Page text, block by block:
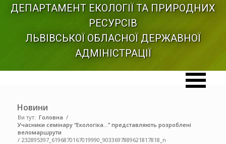
ДЕПАРТАМЕНТ ЕКОЛОГІЇ ТА ПРИРОДНИХ
РЕСУРСІВ
ЛЬВІВСЬКОЇ ОБЛАСНОЇ ДЕРЖАВНОЇ
АДМІНІСТРАЦІЇ
Новини
Ви тут: Головна /
Учасники семінару “Екологіка…” представляють розроблені
веломаршрути
/ 232895397_6196870167019990_9033697889621817818_n